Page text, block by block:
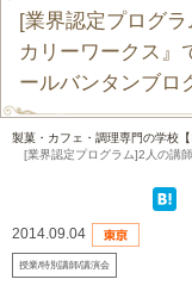
[業界認定プログ
カリーワークス』
ールバンタンブロ
製菓・カフェ・調理専門の学校【
[業界認定プログラム]2人の講
2014.09.04
授業/特別講師/講演会